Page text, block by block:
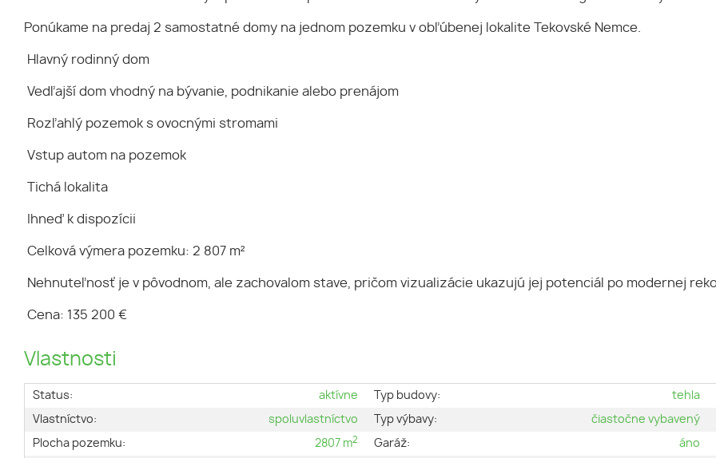
Ponúkame na predaj 2 samostatné domy na jednom pozemku v obľúbenej lokalite Tekovské Nemce.
Hlavný rodinný dom
Vedľajší dom vhodný na bývanie, podnikanie alebo prenájom
Rozľahlý pozemok s ovocnými stromami
Vstup autom na pozemok
Tichá lokalita
Ihneď k dispozícii
Celková výmera pozemku: 2 807 m²
Nehnuteľnosť je v pôvodnom, ale zachovalom stave, pričom vizualizácie ukazujú jej potenciál po modernej
Cena: 135 200 €
Vlastnosti
Status:
aktívne
Vlastníctvo:
spoluvlastníctvo
Plocha pozemku:
2807 m2
Typ budovy:
tehla
Typ výbavy:
čiastočne vybavený
Garáž:
áno